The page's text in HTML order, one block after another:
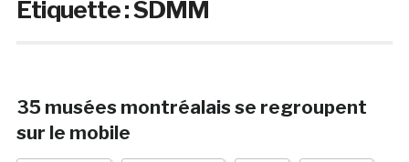
Étiquette :SDMM
35 musées montréalais se regroupent
sur le mobile